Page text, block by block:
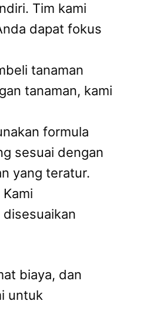
Tim kami
dapat fokus
tanaman
tanaman, kami
formula
sesuai dengan
yang teratur.
biaya, dan
untuk